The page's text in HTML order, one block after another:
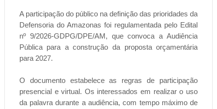
A participação do público na definição das prioridades da
Defensoria do Amazonas foi regulamentada pelo Edital
nº 9/2026-GDPG/DPE/AM, que convoca a Audiência
Pública para a construção da proposta orçamentária
para 2027.
O documento estabelece as regras de participação
presencial e virtual. Os interessados em realizar o uso
da palavra durante a audiência, com tempo máximo de